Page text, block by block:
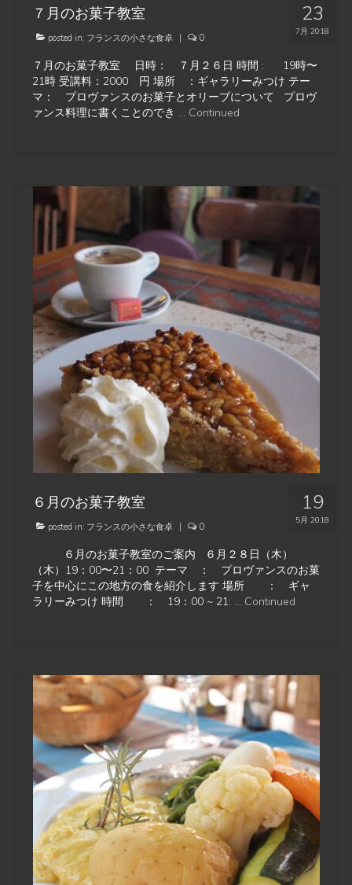
23
7月 2018
７月のお菓子教室
posted in: フランスの小さな食卓 0
７月のお菓子教室 日時： ７月２６日 時間 : 19時〜
21時 受講料：2000 円 場所 ：ギャラリーみつけ テー
マ： プロヴァンスのお菓子とオリーブについて プロヴ
ァンス料理に書くことのでき … Continued
19
5月 2018
６月のお菓子教室
posted in: フランスの小さな食卓 0
６月のお菓子教室のご案内 ６月２８日（木）
（木）19：00〜21：00 テーマ ： プロヴァンスのお菓
子を中心にこの地方の食を紹介します 場所 ： ギャ
ラリーみつけ 時間 ： 19：00 ~ 21: … Continued